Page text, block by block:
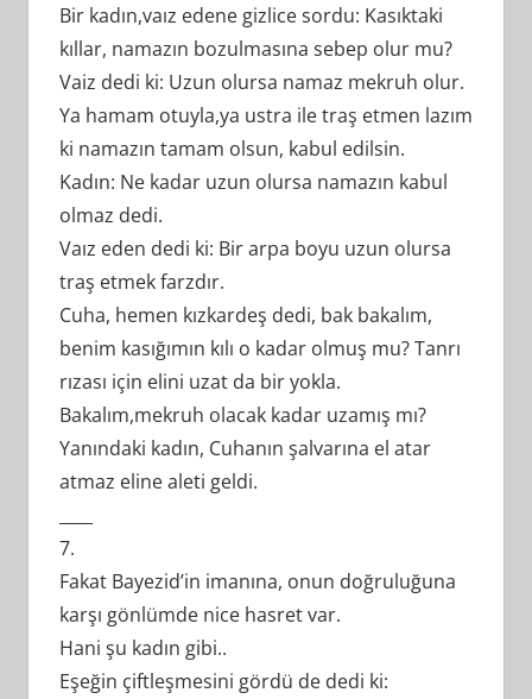
Bir kadın,vaız edene gizlice sordu: Kasıktaki
kıllar, namazın bozulmasına sebep olur mu?
Vaiz dedi ki: Uzun olursa namaz mekruh olur.
Ya hamam otuyla,ya ustra ile traş etmen lazım
ki namazın tamam olsun, kabul edilsin.
Kadın: Ne kadar uzun olursa namazın kabul
olmaz dedi.
Vaız eden dedi ki: Bir arpa boyu uzun olursa
traş etmek farzdır.
Cuha, hemen kızkardeş dedi, bak bakalım,
benim kasığımın kılı o kadar olmuş mu? Tanrı
rızası için elini uzat da bir yokla.
Bakalım,mekruh olacak kadar uzamış mı?
Yanındaki kadın, Cuhanın şalvarına el atar
atmaz eline aleti geldi.
7.
Fakat Bayezid’in imanına, onun doğruluğuna
karşı gönlümde nice hasret var.
Hani şu kadın gibi..
Eşeğin çiftleşmesini gördü de dedi ki: